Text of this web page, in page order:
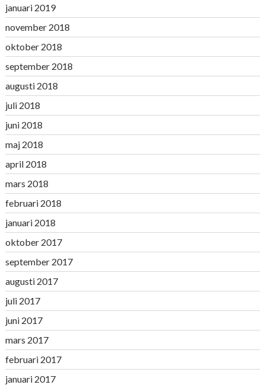
januari 2019
november 2018
oktober 2018
september 2018
augusti 2018
juli 2018
juni 2018
maj 2018
april 2018
mars 2018
februari 2018
januari 2018
oktober 2017
september 2017
augusti 2017
juli 2017
juni 2017
mars 2017
februari 2017
januari 2017